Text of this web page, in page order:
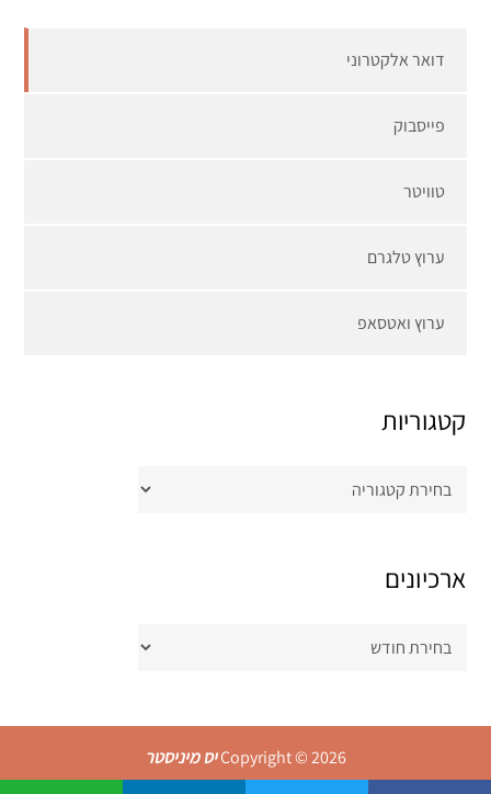
דואר אלקטרוני
פייסבוק
טוויטר
ערוץ טלגרם
ערוץ ואטסאפ
קטגוריות
ארכיונים
Copyright © 2026יס מיניסטר